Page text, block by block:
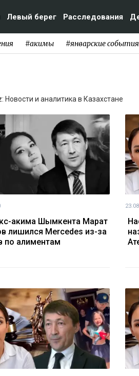
Левый берег Расследования
#акимы #январские события
Новости и аналитика в Казахстане
акима Шымкента Марат
лишился Mercedes из-за
по алиментам